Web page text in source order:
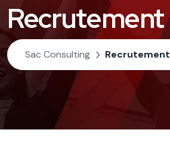
Recrutement
Sac Consulting Recrutement